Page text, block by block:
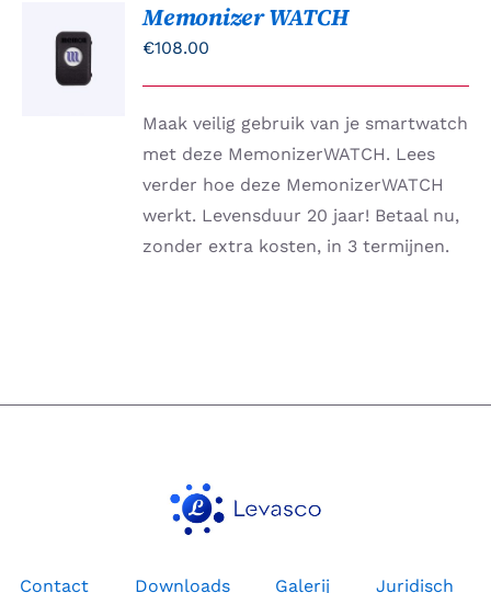
AAN
WINKELWAGEN
/
Memonizer WATCH
€108.00
Maak veilig gebruik van je smartwatch
met deze MemonizerWATCH. Lees
verder hoe deze MemonizerWATCH
werkt. Levensduur 20 jaar! Betaal nu,
zonder extra kosten, in 3 termijnen.
Contact Downloads Galerij Juridisch